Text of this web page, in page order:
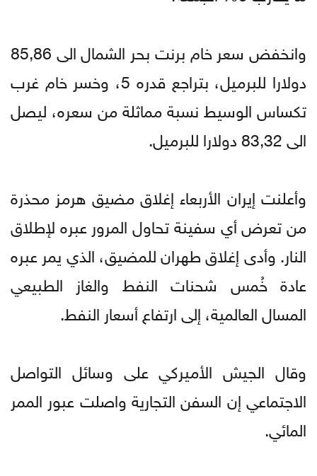
وانخفض سعر خام برنت بحر الشمال الى 85,86
دولارا للبرميل، بتراجع قدره 5، وخسر خام غرب
تكساس الوسيط نسبة مماثلة من سعره، ليصل
الى 83,32 دولارا للبرميل.
وأعلنت إيران الأربعاء إغلاق مضيق هرمز محذرة
من تعرض أي سفينة تحاول المرور عبره لإطلاق
النار. وأدى إغلاق طهران للمضيق، الذي يمر عبره
عادة خُمس شحنات النفط والغاز الطبيعي
المسال العالمية، إلى ارتفاع أسعار النفط.
وقال الجيش الأميركي على وسائل التواصل
الاجتماعي إن السفن التجارية واصلت عبور الممر
المائي.